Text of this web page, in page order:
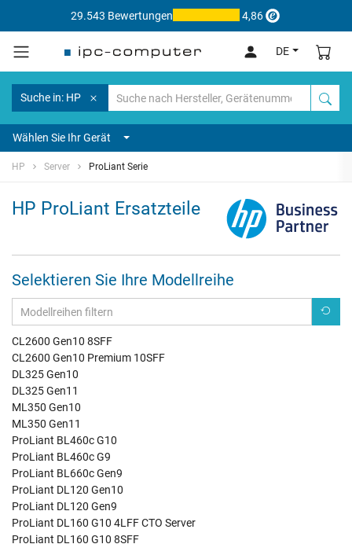
29.543 Bewertungen 4,86
DE
Suche in: HP
Wählen Sie Ihr Gerät
HP Server ProLiant Serie
HP ProLiant Ersatzteile
Selektieren Sie Ihre Modellreihe
CL2600 Gen10 8SFF
CL2600 Gen10 Premium 10SFF
DL325 Gen10
DL325 Gen11
ML350 Gen10
ML350 Gen11
ProLiant BL460c G10
ProLiant BL460c G9
ProLiant BL660c Gen9
ProLiant DL120 Gen10
ProLiant DL120 Gen9
ProLiant DL160 G10 4LFF CTO Server
ProLiant DL160 G10 8SFF